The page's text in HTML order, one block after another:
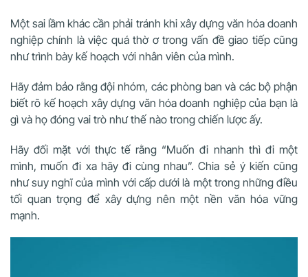
Một sai lầm khác cần phải tránh khi xây dựng văn hóa doanh
nghiệp chính là việc quá thờ ơ trong vấn đề giao tiếp cũng
như trình bày kế hoạch với nhân viên của mình.
Hãy đảm bảo rằng đội nhóm, các phòng ban và các bộ phận
biết rõ kế hoạch xây dựng văn hóa doanh nghiệp của bạn là
gì và họ đóng vai trò như thế nào trong chiến lược ấy.
Hãy đối mặt với thực tế rằng “Muốn đi nhanh thì đi một
mình, muốn đi xa hãy đi cùng nhau”. Chia sẻ ý kiến cũng
như suy nghĩ của mình với cấp dưới là một trong những điều
tối quan trọng để xây dựng nên một nền văn hóa vững
mạnh.